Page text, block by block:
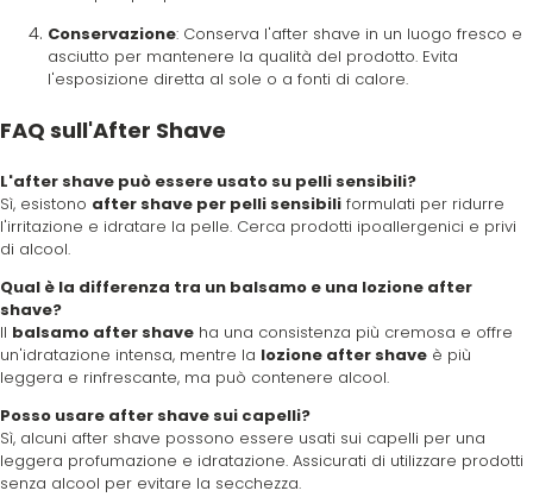
Conservazione: Conserva l'after shave in un luogo fresco e
asciutto per mantenere la qualità del prodotto. Evita
l'esposizione diretta al sole o a fonti di calore.
FAQ sull'After Shave
L'after shave può essere usato su pelli sensibili?
Sì, esistono after shave per pelli sensibili formulati per ridurre
l'irritazione e idratare la pelle. Cerca prodotti ipoallergenici e privi
di alcool.
Qual è la differenza tra un balsamo e una lozione after
shave?
Il balsamo after shave ha una consistenza più cremosa e offre
un'idratazione intensa, mentre la lozione after shave è più
leggera e rinfrescante, ma può contenere alcool.
Posso usare after shave sui capelli?
Sì, alcuni after shave possono essere usati sui capelli per una
leggera profumazione e idratazione. Assicurati di utilizzare prodotti
senza alcool per evitare la secchezza.